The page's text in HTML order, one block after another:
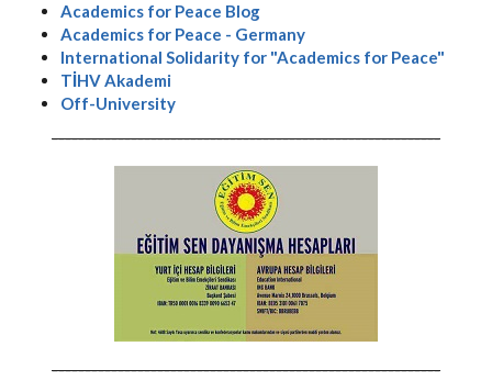
Academics for Peace Blog
Academics for Peace - Germany
International Solidarity for "Academics for Peace"
TİHV Akademi
Off-University
-----------------------------------------------------------
-----------------------------------------------------------